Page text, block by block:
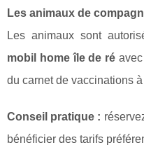
Les animaux de
Les animaux sont
mobil home île de ré
du carnet de vaccinations
Conseil pratique :
bénéficier des tarifs